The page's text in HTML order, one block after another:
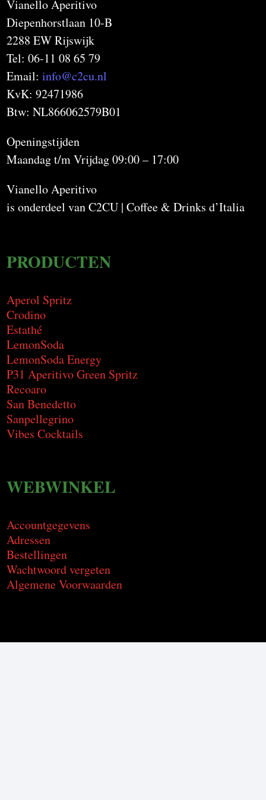
Vianello Aperitivo
Diepenhorstlaan 10-B
2288 EW Rijswijk
Tel: 06-11 08 65 79
Email:info@c2cu.nl
KvK: 92471986
Btw: NL866062579B01
Openingstijden
Maandag t/m Vrijdag 09:00 – 17:00
Vianello Aperitivo
is onderdeel van C2CU | Coffee & Drinks d’Italia
PRODUCTEN
Aperol Spritz
Crodino
Estathé
LemonSoda
LemonSoda Energy
P31 Aperitivo Green Spritz
Recoaro
San Benedetto
Sanpellegrino
Vibes Cocktails
WEBWINKEL
Accountgegevens
Adressen
Bestellingen
Wachtwoord vergeten
Algemene Voorwaarden